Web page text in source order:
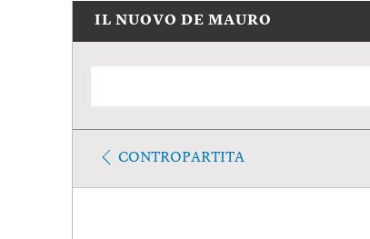
IL NUOVO DE MAURO
CONTROPARTITA